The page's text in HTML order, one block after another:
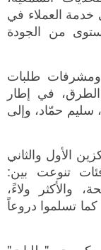
خدمة العملاء في
من الجودة
طلبات
في إطار
سليم حمّاد، وإلى
الأول والثاني
تنوعت بين:
والأكثر ولاءً،
كما تسلموا دروعاً